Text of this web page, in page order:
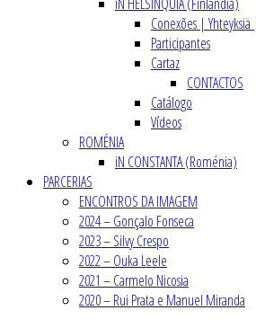
iN HELSINQUIA (Finlândia)
Conexões |
Participantes
Cartaz
CONTACTOS
Catálogo
Vídeos
ROMÉNIA
iN CONSTANTA (Roménia)
PARCERIAS
ENCONTROS DA IMAGEM
2024 – Gonçalo Fonseca
2023 – Silvy Crespo
2022 – Ouka Leele
2021 – Carmelo Nicosia
2020 – Rui Prata e Manuel Miranda